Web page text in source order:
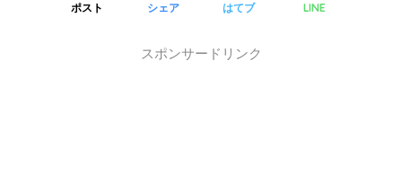
ポスト シェア はてブ LINE
スポンサードリンク